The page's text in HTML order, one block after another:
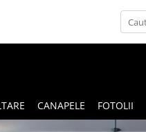
CANAPELE FOTOLII